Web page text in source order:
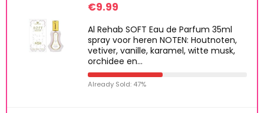
€9.99
Al Rehab SOFT Eau de Parfum 35ml
spray voor heren NOTEN: Houtnoten,
vetiver, vanille, karamel, witte musk,
orchidee en…
Already Sold: 47%